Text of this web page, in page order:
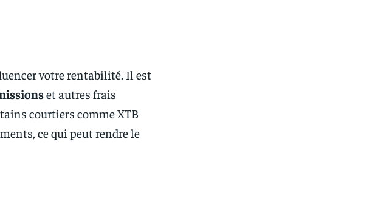
votre rentabilité. Il est
et autres frais
courtiers comme XTB
ce qui peut rendre le